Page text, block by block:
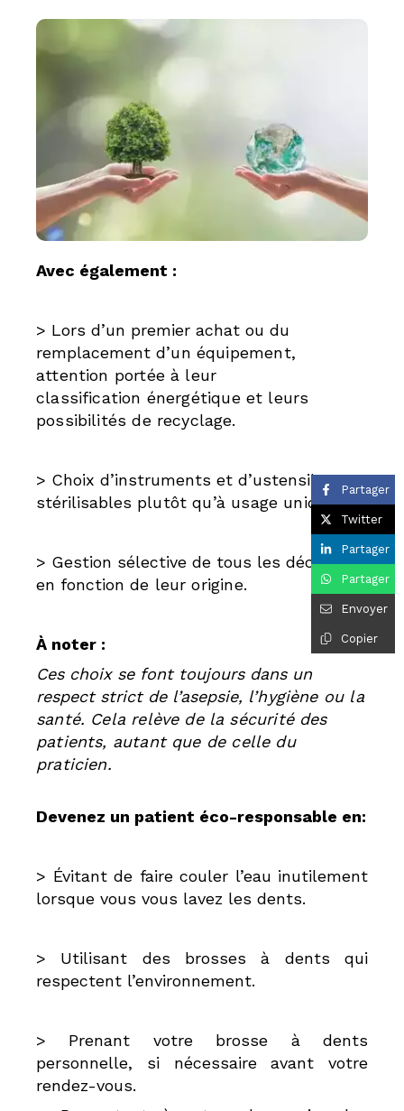
Avec également :
> Lors d’un premier achat ou du
remplacement d’un équipement,
attention portée à leur
classification énergétique et leurs
possibilités de recyclage.
> Choix d’instruments et d’ustensiles
stérilisables plutôt qu’à usage unique.
> Gestion sélective de tous les déchets,
en fonction de leur origine.
À noter :
Ces choix se font toujours dans un
respect strict de l’asepsie, l’hygiène ou la
santé. Cela relève de la sécurité des
patients, autant que de celle du
praticien.
Devenez un patient éco-responsable en:
> Évitant de faire couler l’eau inutilement
lorsque vous vous lavez les dents.
> Utilisant des brosses à dents qui
respectent l’environnement.
> Prenant votre brosse à dents
personnelle, si nécessaire avant votre
rendez-vous.
Partager
Twitter
Partager
Partager
Envoyer
Copier